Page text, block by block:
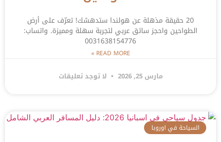
20 حقيقة مذهلة عن هولندا ستدهشك! تعرّف على أرض
الطواحين واحجز سائق عربي لتجربة سهلة ومميزة. واتساب:
0031638154776
READ MORE »
مارس 25, 2026 لا توجد تعليقات
السياحة في اوروبا